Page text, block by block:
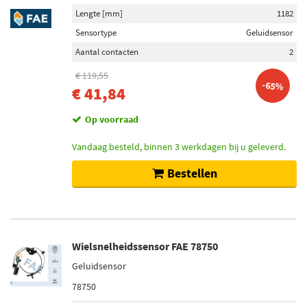
Lengte [mm]
1182
Sensortype
Geluidsensor
Aantal contacten
2
€ 119,55
€ 41,84 -65%
Op voorraad
Vandaag besteld, binnen 3 werkdagen bij u geleverd.
Bestellen
Wielsnelheidssensor FAE 78750
Geluidsensor
78750